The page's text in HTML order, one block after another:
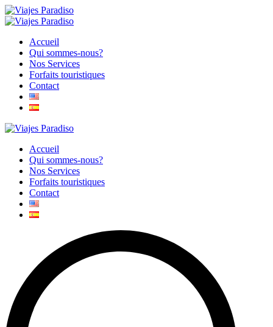
Accueil
Qui sommes-nous?
Nos Services
Forfaits touristiques
Contact
Accueil
Qui sommes-nous?
Nos Services
Forfaits touristiques
Contact